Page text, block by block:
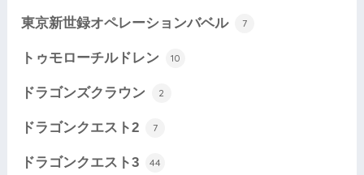
東京新世録オペレーションバベル 7
トゥモローチルドレン 10
ドラゴンズクラウン 2
ドラゴンクエスト2 7
ドラゴンクエスト3 44